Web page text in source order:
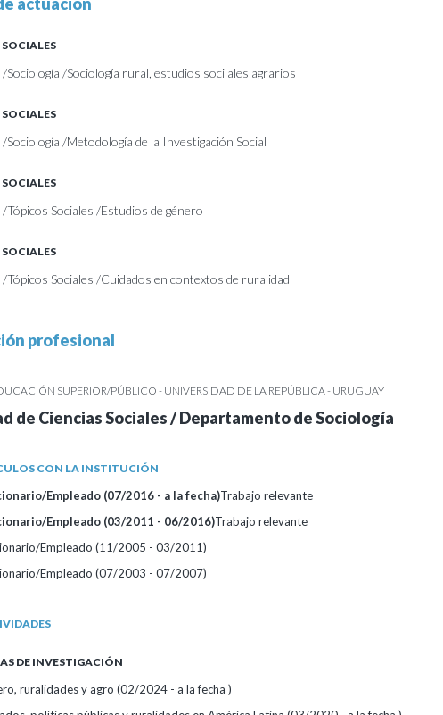
/Sociología /Sociología rural, estudios socilales agrarios
/Sociología /Metodología de la Investigación Social
/Tópicos Sociales /Estudios de género
/Tópicos Sociales /Cuidados en contextos de ruralidad
profesional
SUPERIOR/PÚBLICO - UNIVERSIDAD DE LA REPÚBLICA - URUGUAY
de Ciencias Sociales / Departamento de Sociología
CON LA INSTITUCIÓN
Empleado (07/2016 - a la fecha)Trabajo relevante
Empleado (03/2011 - 06/2016)Trabajo relevante
Empleado (11/2005 - 03/2011)
Empleado (07/2003 - 07/2007)
DE INVESTIGACIÓN
ruralidades y agro (02/2024 - a la fecha )